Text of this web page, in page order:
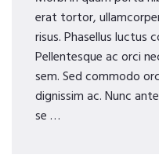
erat tortor,
risus. Phasellus luctus
Pellentesque ac orci
sem. Sed commodo
dignissim ac. Nunc
se …